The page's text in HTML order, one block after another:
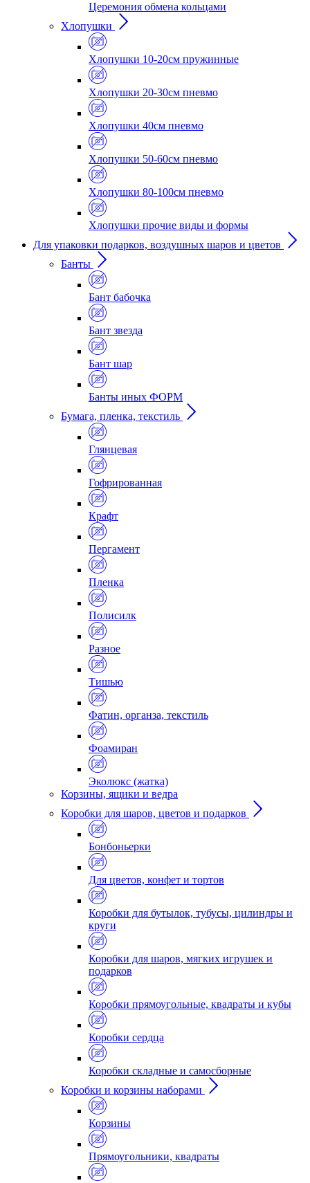
Церемония обмена кольцами
Хлопушки
Хлопушки 10-20см пружинные
Хлопушки 20-30см пневмо
Хлопушки 40см пневмо
Хлопушки 50-60см пневмо
Хлопушки 80-100см пневмо
Хлопушки прочие виды и формы
Для упаковки подарков, воздушных шаров и цветов
Банты
Бант бабочка
Бант звезда
Бант шар
Банты иных ФОРМ
Бумага, пленка, текстиль
Глянцевая
Гофрированная
Крафт
Пергамент
Пленка
Полисилк
Разное
Тишью
Фатин, органза, текстиль
Фоамиран
Эколюкс (жатка)
Корзины, ящики и ведра
Коробки для шаров, цветов и подарков
Бонбоньерки
Для цветов, конфет и тортов
Коробки для бутылок, тубусы, цилиндры и
круги
Коробки для шаров, мягких игрушек и
подарков
Коробки прямоугольные, квадраты и кубы
Коробки сердца
Коробки складные и самосборные
Коробки и корзины наборами
Корзины
Прямоугольники, квадраты